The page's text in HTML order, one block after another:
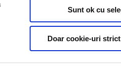
Sunt ok cu
Doar cookie-uri